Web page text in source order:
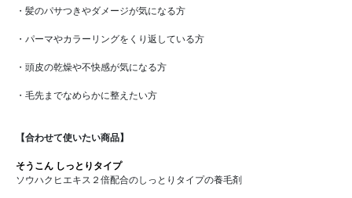
・髪のパサつきやダメージが気になる方
・パーマやカラーリングをくり返している方
・頭皮の乾燥や不快感が気になる方
・毛先までなめらかに整えたい方
【合わせて使いたい商品】
そうこん しっとりタイプ
ソウハクヒエキス２倍配合のしっとりタイプの養毛剤